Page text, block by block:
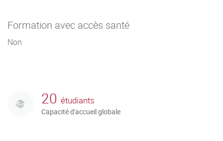
Formation avec accès santé
Non
20 étudiants
Capacité d'accueil globale